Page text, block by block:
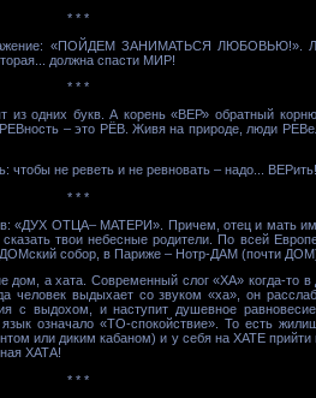
* * *
«ПОЙДЕМ ЗАНИМАТЬСЯ ЛЮБОВЬЮ!».
должна спасти МИР!
* * *
одних букв. А корень «ВЕР» обратный
– это РЁВ. Живя на природе, люди
чтобы не реветь и не ревновать – надо... ВЕРить!
* * *
«ДУХ ОТЦА– МАТЕРИ». Причем, отец и мать
твои небесные родители. По всей
собор, в Париже – Нотр-ДАМ (почти
а хата. Современный слог «ХА» когда-то
человек выдыхает со звуком «ха», он
с выдохом, и наступит душевное
означало «ТО-спокойствие». То есть
или диким кабаном) и у себя на ХАТЕ
ХАТА!
* * *